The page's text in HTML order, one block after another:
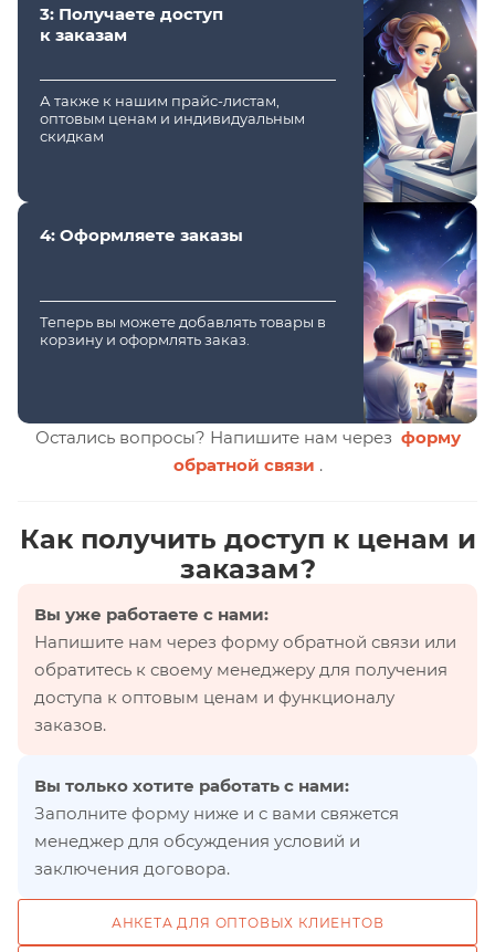
3: Получаете доступ
к заказам
А также к нашим прайс-листам,
оптовым ценам и индивидуальным
скидкам
4: Оформляете заказы
Теперь вы можете добавлять товары в
корзину и оформлять заказ.
Остались вопросы? Напишите нам через форму
обратной связи .
Как получить доступ к ценам и
заказам?
Вы уже работаете с нами:
Напишите нам через форму обратной связи или
обратитесь к своему менеджеру для получения
доступа к оптовым ценам и функционалу
заказов.
Вы только хотите работать с нами:
Заполните форму ниже и с вами свяжется
менеджер для обсуждения условий и
заключения договора.
АНКЕТА ДЛЯ ОПТОВЫХ КЛИЕНТОВ